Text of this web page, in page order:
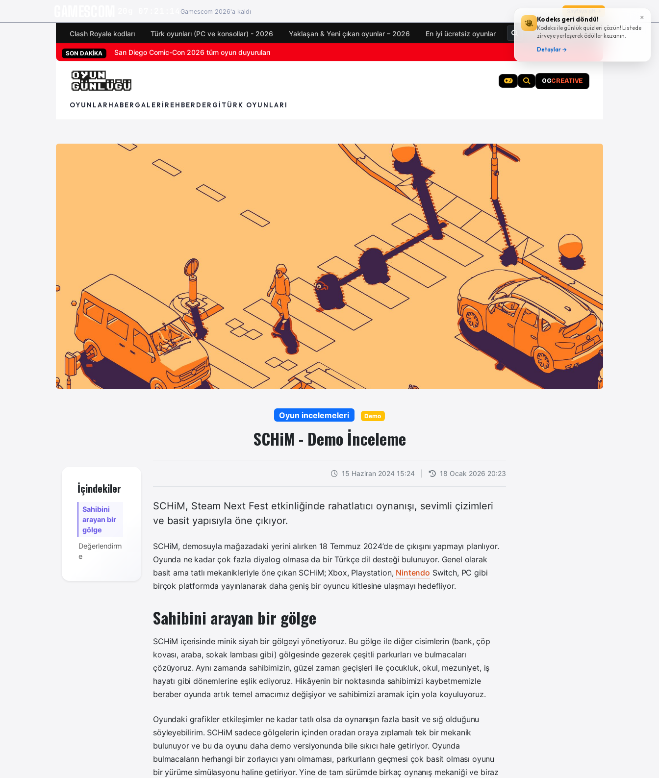
×
Kodeks geri döndü!
Kodeks ile günlük quizleri çözün! Listede
zirveye yerleşerek ödüller kazanın.
Detaylar →
Gamescom 2026'a kaldı
Clash Royale kodları Türk oyunları (PC ve konsollar) - 2026 Yaklaşan & Yeni çıkan oyunlar – 2026 En iyi ücretsiz oyunlar Giriş Yap
SON DAKİKA PS5 özel oyunu God of War Laufey için çıkış tarihi açıklandı
OGCREATIVE
OYUNLAR HABER GALERI REHBER DERGI TÜRK OYUNLARI
İçindekiler
Sahibini
arayan bir
gölge
Değerlendirm
e
Oyun incelemeleri Demo
SCHiM - Demo İnceleme
15 Haziran 2024 15:24 18 Ocak 2026 20:23
SCHiM, Steam Next Fest etkinliğinde rahatlatıcı oynanışı, sevimli çizimleri
ve basit yapısıyla öne çıkıyor.
SCHiM, demosuyla mağazadaki yerini alırken 18 Temmuz 2024’de de çıkışını yapmayı planlıyor.
Oyunda ne kadar çok fazla diyalog olmasa da bir Türkçe dil desteği bulunuyor. Genel olarak
basit ama tatlı mekanikleriyle öne çıkan SCHiM; Xbox, Playstation, Nintendo Switch, PC gibi
birçok platformda yayınlanarak daha geniş bir oyuncu kitlesine ulaşmayı hedefliyor.
Sahibini arayan bir gölge
SCHiM içerisinde minik siyah bir gölgeyi yönetiyoruz. Bu gölge ile diğer cisimlerin (bank, çöp
kovası, araba, sokak lambası gibi) gölgesinde gezerek çeşitli parkurları ve bulmacaları
çözüyoruz. Aynı zamanda sahibimizin, güzel zaman geçişleri ile çocukluk, okul, mezuniyet, iş
hayatı gibi dönemlerine eşlik ediyoruz. Hikâyenin bir noktasında sahibimizi kaybetmemizle
beraber oyunda artık temel amacımız değişiyor ve sahibimizi aramak için yola koyuluyoruz.
Oyundaki grafikler etkileşimler ne kadar tatlı olsa da oynanışın fazla basit ve sığ olduğunu
söyleyebilirim. SCHiM sadece gölgelerin içinden oradan oraya zıplamalı tek bir mekanik
bulunuyor ve bu da oyunu daha demo versiyonunda bile sıkıcı hale getiriyor. Oyunda
bulmacaların herhangi bir zorlayıcı yanı olmaması, parkurların geçmesi çok basit olması oyunu
bir yürüme simülasyonu haline getiriyor. Yine de tam sürümde birkaç oynanış mekaniği ve biraz